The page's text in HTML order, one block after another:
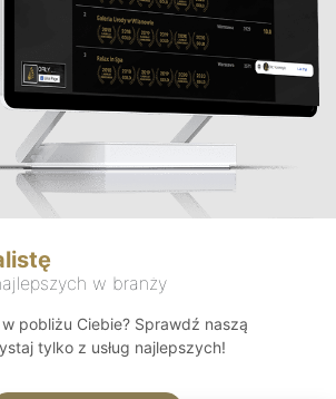
w branży
pobliżu Ciebie? Sprawdź naszą
tylko z usług najlepszych!